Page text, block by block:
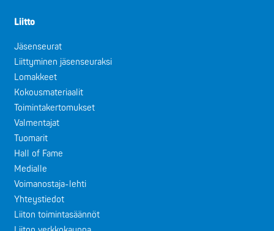
Liitto
Jäsenseurat
Liittyminen jäsenseuraksi
Lomakkeet
Kokousmateriaalit
Toimintakertomukset
Valmentajat
Tuomarit
Hall of Fame
Medialle
Voimanostaja-lehti
Yhteystiedot
Liiton toimintasäännöt